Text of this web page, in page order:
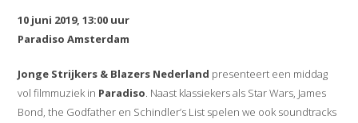
10 juni 2019, 13:00 uur
Paradiso Amsterdam
Jonge Strijkers & Blazers Nederland presenteert een middag
vol filmmuziek in Paradiso. Naast klassiekers als Star Wars, James
Bond, the Godfather en Schindler’s List spelen we ook soundtracks